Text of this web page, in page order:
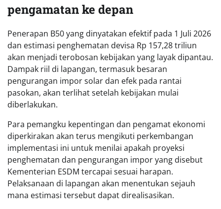
pengamatan ke depan
Penerapan B50 yang dinyatakan efektif pada 1 Juli 2026
dan estimasi penghematan devisa Rp 157,28 triliun
akan menjadi terobosan kebijakan yang layak dipantau.
Dampak riil di lapangan, termasuk besaran
pengurangan impor solar dan efek pada rantai
pasokan, akan terlihat setelah kebijakan mulai
diberlakukan.
Para pemangku kepentingan dan pengamat ekonomi
diperkirakan akan terus mengikuti perkembangan
implementasi ini untuk menilai apakah proyeksi
penghematan dan pengurangan impor yang disebut
Kementerian ESDM tercapai sesuai harapan.
Pelaksanaan di lapangan akan menentukan sejauh
mana estimasi tersebut dapat direalisasikan.